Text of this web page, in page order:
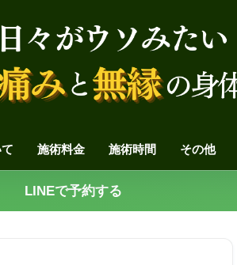
施術料金 施術時間 その他
LINEで予約する